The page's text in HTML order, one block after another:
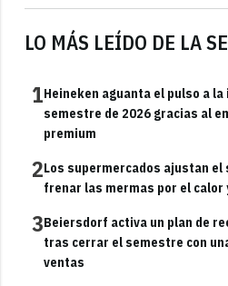
LO MÁS LEÍDO DE LA
1Heineken aguanta el pulso a
semestre de 2026 gracias al
premium
2Los supermercados ajustan
frenar las mermas por el calor
3Beiersdorf activa un plan de
tras cerrar el semestre con
ventas